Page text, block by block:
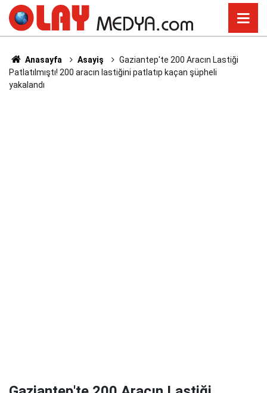
Anasayfa Asayiş
Gaziantep'te 200 Aracın Lastiği
Patlatılmıştı! 200 aracın lastiğini patlatıp kaçan şüpheli
yakalandı